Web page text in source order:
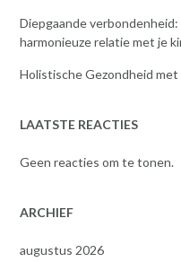
Diepgaande
harmonieuze relatie met je
Holistische Gezondheid
LAATSTE REACTIES
Geen reacties om te tonen.
ARCHIEF
augustus 2026